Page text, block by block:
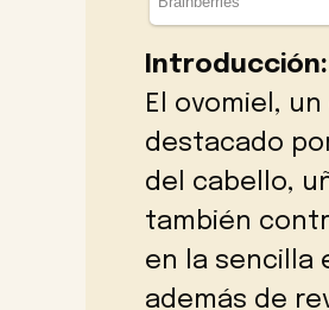
Introducción:
El ovomiel,
destacado
del cabello,
también
en la sencilla
además de